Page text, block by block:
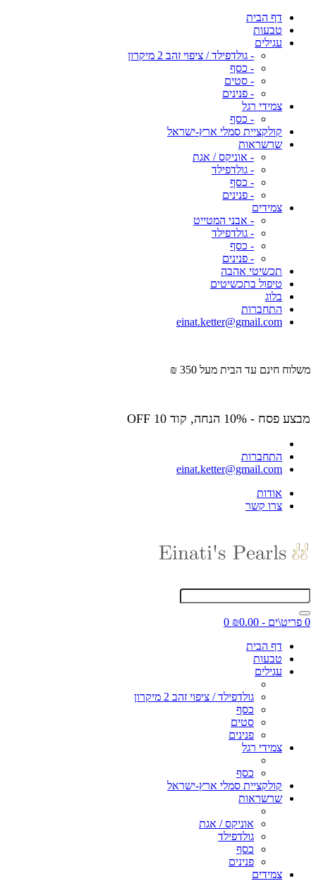
דף הבית
טבעות
עגילים
- גולדפילד / ציפוי זהב 2 מיקרון
- כסף
- סטים
- פנינים
צמידי רגל
- כסף
קולקציית סמלי ארץ-ישראל
שרשראות
- אוניקס / אגת
- גולדפילד
- כסף
- פנינים
צמידים
- אבני המטייט
- גולדפילד
- כסף
- פנינים
תכשיטי אהבה
טיפול בתכשיטים
בלוג
התחברות
einat.ketter@gmail.com
משלוח חינם עד הבית מעל 350 ₪
מבצע פסח - 10% הנחה, קוד OFF 10
התחברות
einat.ketter@gmail.com
אודות
צרו קשר
0 פריט\ים - ₪0.00
0
דף הבית
טבעות
עגילים
גולדפילד / ציפוי זהב 2 מיקרון
כסף
סטים
פנינים
צמידי רגל
כסף
קולקציית סמלי ארץ-ישראל
שרשראות
אוניקס / אגת
גולדפילד
כסף
פנינים
צמידים